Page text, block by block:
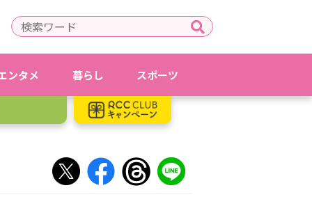
ンタメ 暮らし スポーツ